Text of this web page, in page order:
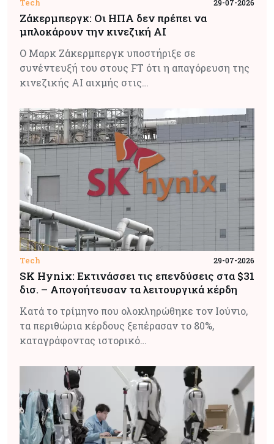
Tech 29-07-2026
Ζάκερμπεργκ: Οι ΗΠΑ δεν πρέπει να
μπλοκάρουν την κινεζική AI
Ο Μαρκ Ζάκερμπεργκ υποστήριξε σε
συνέντευξή του στους FT ότι η απαγόρευση της
κινεζικής AI αιχμής στις…
Tech 29-07-2026
SK Hynix: Εκτινάσσει τις επενδύσεις στα $31
δισ. – Απογοήτευσαν τα λειτουργικά κέρδη
Κατά το τρίμηνο που ολοκληρώθηκε τον Ιούνιο,
τα περιθώρια κέρδους ξεπέρασαν το 80%,
καταγράφοντας ιστορικό…